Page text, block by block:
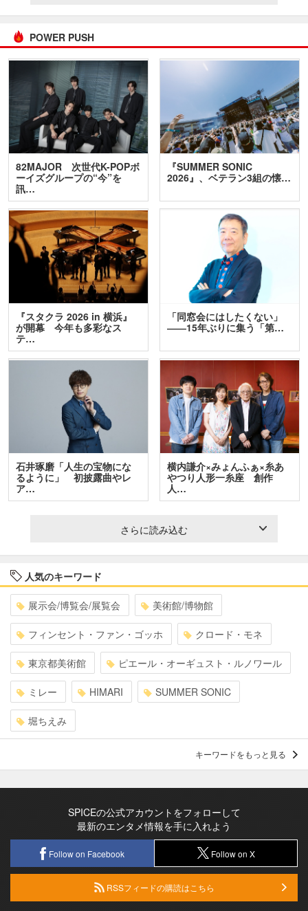
POWER PUSH
82MAJOR 次世代K-POPボ
ーイズグループの“今”を
訊…
『SUMMER SONIC
2026』、ベテラン3組の懐…
『スタクラ 2026 in 横浜』
が開幕 今年も多彩なス
テ…
「同窓会にはしたくない」
――15年ぶりに集う「第…
石井琢磨「人生の宝物にな
るように」 初披露曲やレ
ア…
横内謙介×みょんふぁ×糸あ
やつり人形一糸座 創作
人…
さらに読み込む
人気のキーワード
展示会/博覧会/展覧会 美術館/博物館
フィンセント・ファン・ゴッホ クロード・モネ
東京都美術館 ピエール・オーギュスト・ルノワール
ミレー HIMARI SUMMER SONIC
堀ちえみ
キーワードをもっと見る
SPICEの公式アカウントをフォローして
最新のエンタメ情報を手に入れよう
Follow on Facebook Follow on X
RSSフィードの購読はこちら